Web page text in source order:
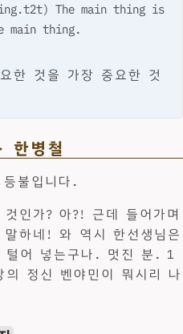
The main thing is
main thing.
한 것을 가장 중요한 것
한병철
불입니다.
인가? 아?! 근데 들어가며
하네! 와 역시 한선생님은
털어 넣는구나. 멋진 분. 1
정신 벤야민이 뭐시리 나